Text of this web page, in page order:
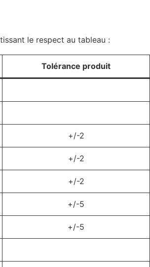
le respect au tableau :
Tolérance produit
+/-2
+/-2
+/-2
+/-5
+/-5